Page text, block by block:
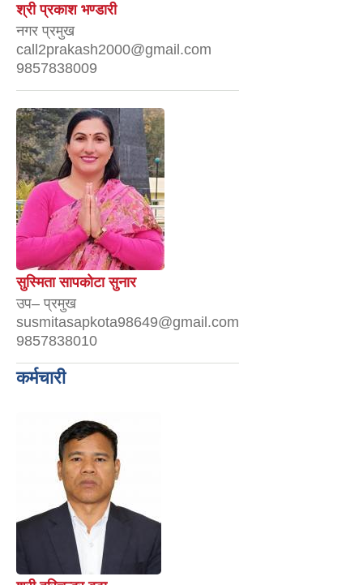
श्री प्रकाश भण्डारी
नगर प्रमुख
call2prakash2000@gmail.com
9857838009
सुस्मिता सापकोटा सुनार
उप– प्रमुख
susmitasapkota98649@gmail.com
9857838010
कर्मचारी